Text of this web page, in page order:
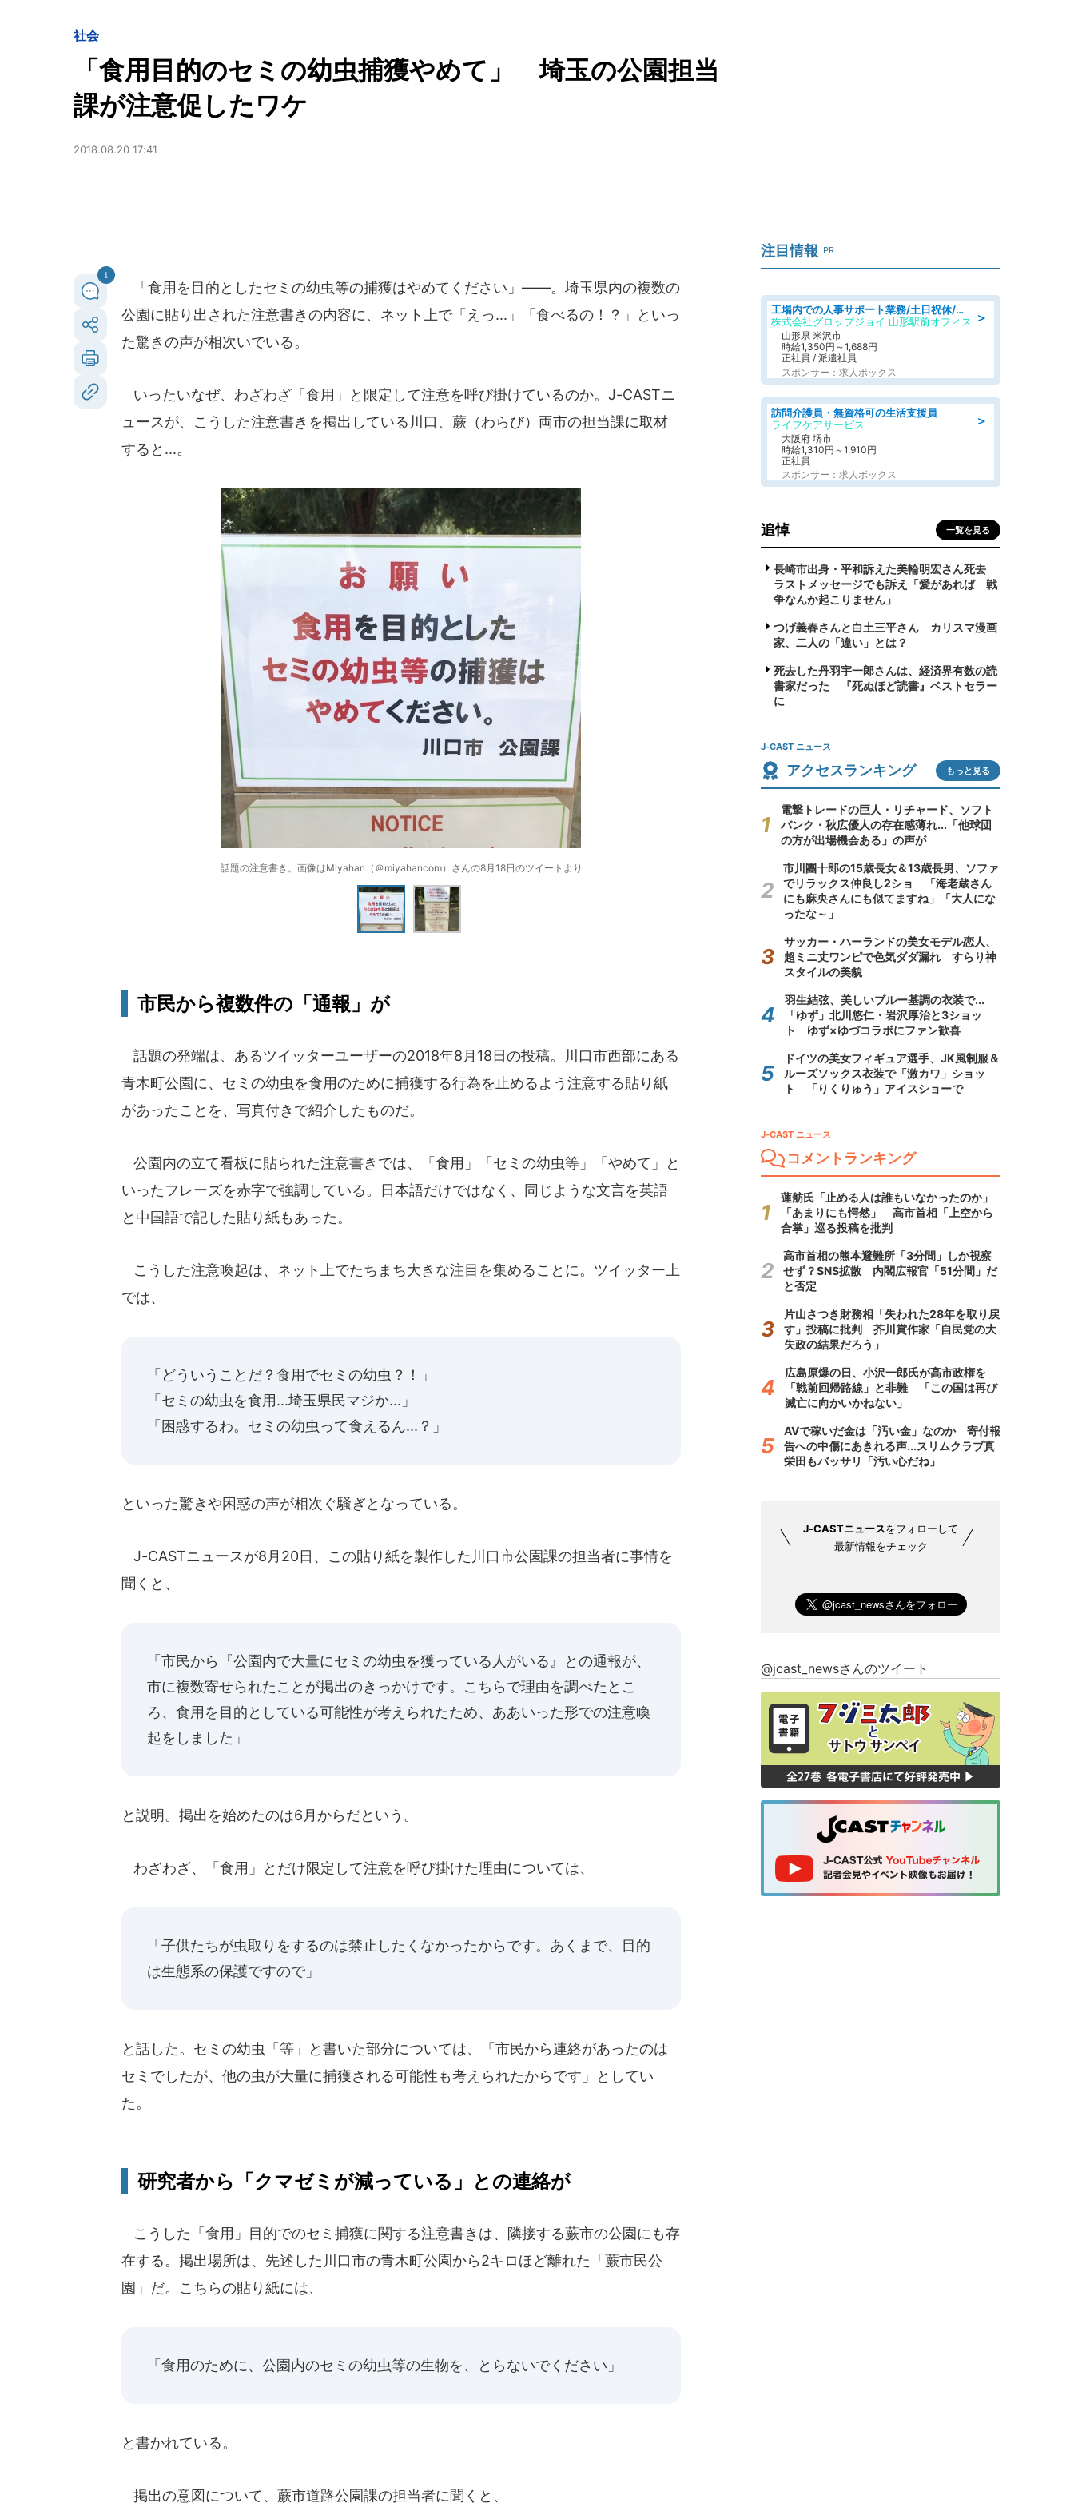
社会
「食用目的のセミの幼虫捕獲やめて」 埼玉の公園担当
課が注意促したワケ
2018.08.20 17:41
1
「食用を目的としたセミの幼虫等の捕獲はやめてください」――。埼玉県内の複数の
公園に貼り出された注意書きの内容に、ネット上で「えっ...」「食べるの！？」といっ
た驚きの声が相次いでいる。
いったいなぜ、わざわざ「食用」と限定して注意を呼び掛けているのか。J-CASTニ
ュースが、こうした注意書きを掲出している川口、蕨（わらび）両市の担当課に取材
すると...。
話題の注意書き。画像はMiyahan（＠miyahancom）さんの8月18日のツイートより
市民から複数件の「通報」が
話題の発端は、あるツイッターユーザーの2018年8月18日の投稿。川口市西部にある
青木町公園に、セミの幼虫を食用のために捕獲する行為を止めるよう注意する貼り紙
があったことを、写真付きで紹介したものだ。
公園内の立て看板に貼られた注意書きでは、「食用」「セミの幼虫等」「やめて」と
いったフレーズを赤字で強調している。日本語だけではなく、同じような文言を英語
と中国語で記した貼り紙もあった。
こうした注意喚起は、ネット上でたちまち大きな注目を集めることに。ツイッター上
では、
「どういうことだ？食用でセミの幼虫？！」
「セミの幼虫を食用...埼玉県民マジか...」
「困惑するわ。セミの幼虫って食えるん...？」
といった驚きや困惑の声が相次ぐ騒ぎとなっている。
J-CASTニュースが8月20日、この貼り紙を製作した川口市公園課の担当者に事情を
聞くと、
「市民から『公園内で大量にセミの幼虫を獲っている人がいる』との通報が、
市に複数寄せられたことが掲出のきっかけです。こちらで理由を調べたとこ
ろ、食用を目的としている可能性が考えられたため、ああいった形での注意喚
起をしました」
と説明。掲出を始めたのは6月からだという。
わざわざ、「食用」とだけ限定して注意を呼び掛けた理由については、
「子供たちが虫取りをするのは禁止したくなかったからです。あくまで、目的
は生態系の保護ですので」
と話した。セミの幼虫「等」と書いた部分については、「市民から連絡があったのは
セミでしたが、他の虫が大量に捕獲される可能性も考えられたからです」としてい
た。
研究者から「クマゼミが減っている」との連絡が
こうした「食用」目的でのセミ捕獲に関する注意書きは、隣接する蕨市の公園にも存
在する。掲出場所は、先述した川口市の青木町公園から2キロほど離れた「蕨市民公
園」だ。こちらの貼り紙には、
「食用のために、公園内のセミの幼虫等の生物を、とらないでください」
と書かれている。
掲出の意図について、蕨市道路公園課の担当者に聞くと、
注目情報 PR
＞
工場内での人事サポート業務/土日祝休/簡単/未経験歓迎/交通費支給/社員登用実績
株式会社グロップジョイ 山形駅前オフィス
山形県 米沢市
時給1,350円～1,688円
正社員 / 派遣社員
スポンサー：求人ボックス
＞
訪問介護員・無資格可の生活支援員
ライフケアサービス
大阪府 堺市
時給1,310円～1,910円
正社員
スポンサー：求人ボックス
追悼 一覧を見る
長崎市出身・平和訴えた美輪明宏さん死去
ラストメッセージでも訴え「愛があれば 戦
争なんか起こりません」
つげ義春さんと白土三平さん カリスマ漫画
家、二人の「違い」とは？
死去した丹羽宇一郎さんは、経済界有数の読
書家だった 『死ぬほど読書』ベストセラー
に
J-CAST ニュース
アクセスランキング もっと見る
電撃トレードの巨人・リチャード、ソフト
バンク・秋広優人の存在感薄れ...「他球団
の方が出場機会ある」の声が
市川團十郎の15歳長女＆13歳長男、ソファ
でリラックス仲良し2ショ 「海老蔵さん
にも麻央さんにも似てますね」「大人にな
ったな～」
サッカー・ハーランドの美女モデル恋人、
超ミニ丈ワンピで色気ダダ漏れ すらり神
スタイルの美貌
羽生結弦、美しいブルー基調の衣装で...
「ゆず」北川悠仁・岩沢厚治と3ショッ
ト ゆず×ゆづコラボにファン歓喜
ドイツの美女フィギュア選手、JK風制服＆
ルーズソックス衣装で「激カワ」ショッ
ト 「りくりゅう」アイスショーで
J-CAST ニュース
コメントランキング
蓮舫氏「止める人は誰もいなかったのか」
「あまりにも愕然」 高市首相「上空から
合掌」巡る投稿を批判
高市首相の熊本避難所「3分間」しか視察
せず？SNS拡散 内閣広報官「51分間」だ
と否定
片山さつき財務相「失われた28年を取り戻
す」投稿に批判 芥川賞作家「自民党の大
失政の結果だろう」
広島原爆の日、小沢一郎氏が高市政権を
「戦前回帰路線」と非難 「この国は再び
滅亡に向かいかねない」
AVで稼いだ金は「汚い金」なのか 寄付報
告への中傷にあきれる声...スリムクラブ真
栄田もバッサリ「汚い心だね」
J-CASTニュースをフォローして
最新情報をチェック
@jcast_newsさんのツイート